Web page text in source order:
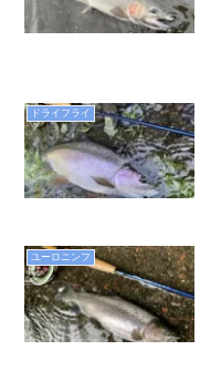
ドライフライ
ユーロニンフ